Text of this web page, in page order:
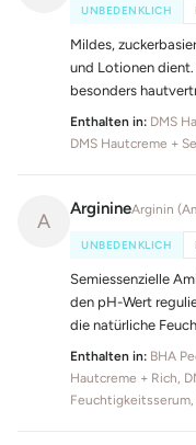
UNBEDENKLICH
Mildes,
und Lotionen
besonders
Enthalten in: DMS
DMS Hautcreme +
A
ArginineArginin
UNBEDENKLICH
Semiessenzielle
den pH-Wert
die natürliche
Enthalten in: BHA
Hautcreme + Rich,